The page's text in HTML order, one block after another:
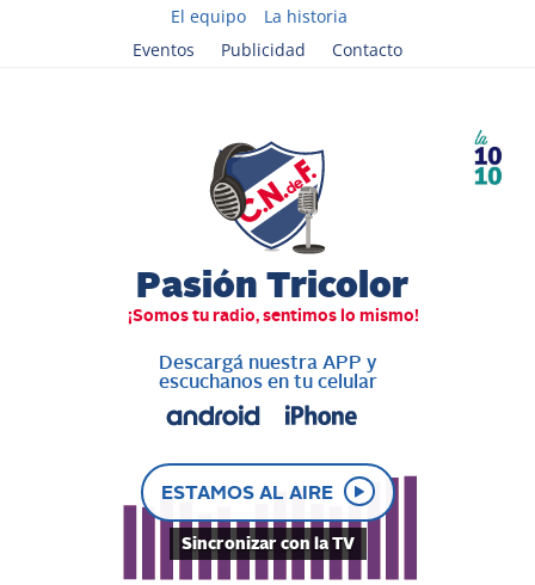
El equipo
La historia
Eventos
Publicidad Contacto
Descargá nuestra APP y
escuchanos en tu celular
ESTAMOS AL AIRE
Sincronizar con la TV